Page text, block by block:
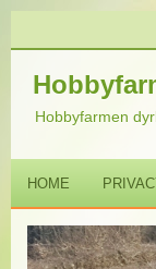
Hobbyfarmen
HOME